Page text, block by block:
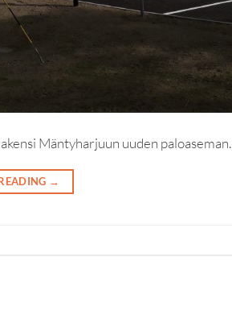
Mäntyharjuun uuden paloaseman.
→